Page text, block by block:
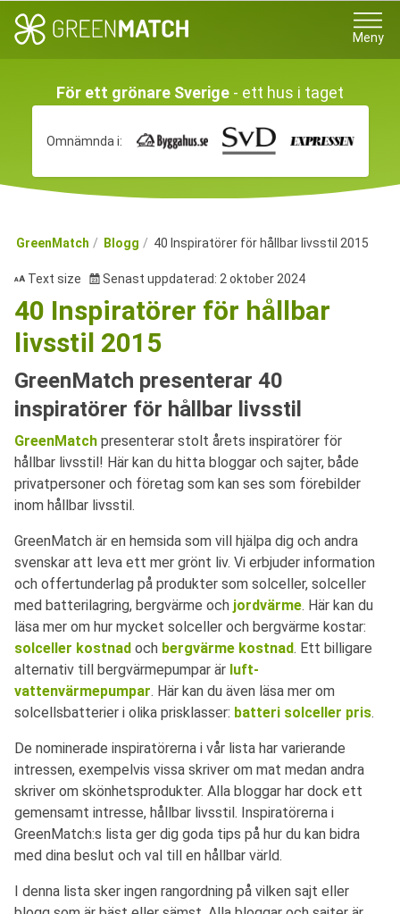
Meny
För ett grönare Sverige - ett hus i taget
Omnämnda i:
GreenMatch Blogg 40 Inspiratörer för hållbar livsstil 2015
Text size Senast uppdaterad: 2 oktober 2024
40 Inspiratörer för hållbar
livsstil 2015
GreenMatch presenterar 40
inspiratörer för hållbar livsstil
GreenMatch presenterar stolt årets inspiratörer för
hållbar livsstil! Här kan du hitta bloggar och sajter, både
privatpersoner och företag som kan ses som förebilder
inom hållbar livsstil.
GreenMatch är en hemsida som vill hjälpa dig och andra
svenskar att leva ett mer grönt liv. Vi erbjuder information
och offertunderlag på produkter som solceller, solceller
med batterilagring, bergvärme och jordvärme. Här kan du
läsa mer om hur mycket solceller och bergvärme kostar:
solceller kostnad och bergvärme kostnad. Ett billigare
alternativ till bergvärmepumpar är luft-
vattenvärmepumpar. Här kan du även läsa mer om
solcellsbatterier i olika prisklasser: batteri solceller pris.
De nominerade inspiratörerna i vår lista har varierande
intressen, exempelvis vissa skriver om mat medan andra
skriver om skönhetsprodukter. Alla bloggar har dock ett
gemensamt intresse, hållbar livsstil. Inspiratörerna i
GreenMatch:s lista ger dig goda tips på hur du kan bidra
med dina beslut och val till en hållbar värld.
I denna lista sker ingen rangordning på vilken sajt eller